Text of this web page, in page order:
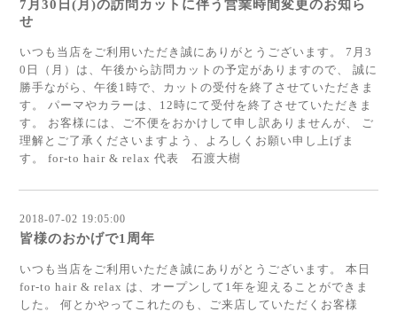
7月30日(月)の訪問カットに伴う営業時間変更のお知ら
せ
いつも当店をご利用いただき誠にありがとうございます。 7月3
0日（月）は、午後から訪問カットの予定がありますので、 誠に
勝手ながら、午後1時で、カットの受付を終了させていただきま
す。 パーマやカラーは、12時にて受付を終了させていただきま
す。 お客様には、ご不便をおかけして申し訳ありませんが、 ご
理解とご了承くださいますよう、よろしくお願い申し上げま
す。 for-to hair & relax 代表 石渡大樹
2018-07-02 19:05:00
皆様のおかげで1周年
いつも当店をご利用いただき誠にありがとうございます。 本日
for-to hair & relax は、オープンして1年を迎えることができま
した。 何とかやってこれたのも、ご来店していただくお客様